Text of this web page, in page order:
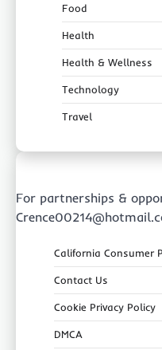
Food
Health
Health & Wellness
Technology
Travel
For partnerships &
California Consumer
Contact Us
Cookie Privacy Policy
DMCA